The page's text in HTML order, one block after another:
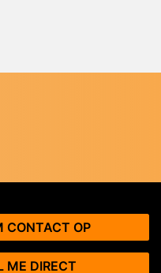
CONTACT OP
ME DIRECT